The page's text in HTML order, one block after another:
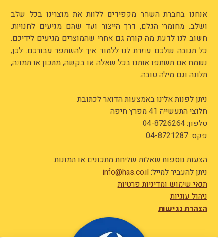
אנחנו בחברת השחר מקפידים ללוות את מוצרינו בכל שלב
ושלב. מחומרי הגלם, דרך הייצור ועד שהם מגיעים לחנויות.
חשוב לנו לדעת מה קורה גם אחרי שהמוצרים מגיעים לידיכם.
כל תגובה שלכם עוזרת לנו ללמוד איך להשתפר עבורכם. לכן,
נשמח אם תשתפו אותנו בכל שאלה או בקשה, מתכון או תמונה,
תלונה וגם מילה טובה.
ניתן לפנות אלינו באמצעות הדואר לכתובת
חלוצי התעשייה 41 מפרץ חיפה
טלפון:04-8726264
פקס: 04-8721287
הצעות נוספות שאלות שליחת מתכונים או תמונות
ניתן להעביר למייל:info@has.co.il
תנאי שימוש ומדיניות פרטיות
ניהול עוגיות
הצהרת נגישות